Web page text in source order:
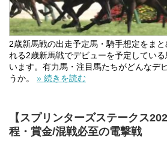
2歳新馬戦の出走予定馬・騎手想定をま
れる2歳新馬戦でデビューを予定してい
います。有力馬・注目馬たちがどんなデ
うか。 » 続きを読む
【スプリンターズステークス
程・賞金/混戦必至の電撃戦